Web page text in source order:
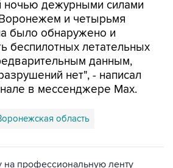
было обнаружено и
беспилотных летательных
данным,
нет", - написал
в мессенджере Max.
область
главных новостей сайта